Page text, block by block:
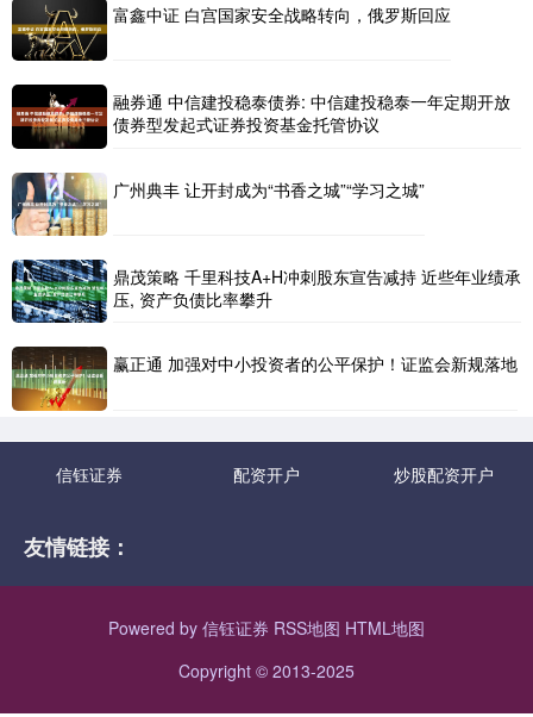
富鑫中证 白宫国家安全战略转向，俄罗斯回应
融券通 中信建投稳泰债券: 中信建投稳泰一年定期开放
债券型发起式证券投资基金托管协议
广州典丰 让开封成为“书香之城”“学习之城”
鼎茂策略 千里科技A+H冲刺股东宣告减持 近些年业绩承
压, 资产负债比率攀升
赢正通 加强对中小投资者的公平保护！证监会新规落地
信钰证券 配资开户 炒股配资开户
友情链接：
Powered by 信钰证券 RSS地图 HTML地图
Copyright © 2013-2025